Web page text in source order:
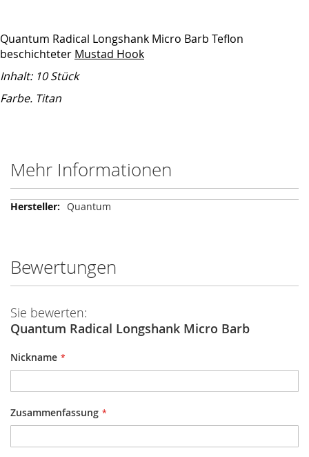
Quantum Radical Longshank Micro Barb Teflon
beschichteter Mustad Hook
Inhalt: 10 Stück
Farbe. Titan
Mehr Informationen
Mehr
Quantum
Bewertungen
Sie bewerten:
Quantum Radical Longshank Micro Barb
Nickname
Zusammenfassung